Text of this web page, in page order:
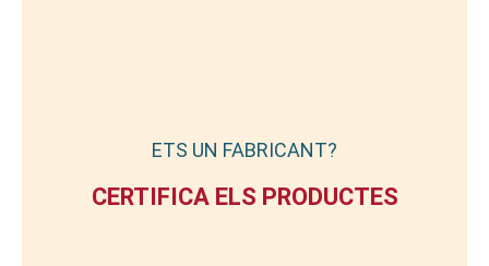
ETS UN FABRICANT?
CERTIFICA ELS PRODUCTES